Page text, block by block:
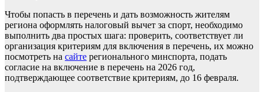
Чтобы попасть в перечень и дать возможность жителям
региона оформлять налоговый вычет за спорт, необходимо
выполнить два простых шага: проверить, соответствует ли
организация критериям для включения в перечень, их можно
посмотреть на сайте регионального минспорта, подать
согласие на включение в перечень на 2026 год,
подтверждающее соответствие критериям, до 16 февраля.